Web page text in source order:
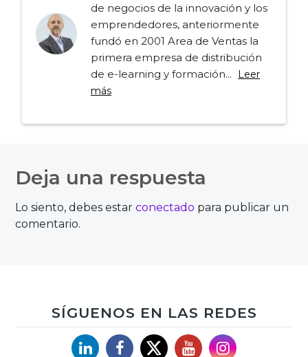
de negocios de la innovación y los
emprendedores, anteriormente
fundó en 2001 Area de Ventas la
primera empresa de distribución
de e-learning y formación...
Leer
más
de
entradas
Deja una respuesta
Lo siento, debes estarconectado para publicar un
comentario.
SÍGUENOS EN LAS REDES
LinkedinFacebook
X YouTubeInstagram